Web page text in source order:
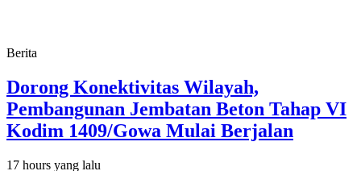
Berita
Dorong Konektivitas Wilayah,
Pembangunan Jembatan Beton Tahap VI
Kodim 1409/Gowa Mulai Berjalan
17 hours yang lalu